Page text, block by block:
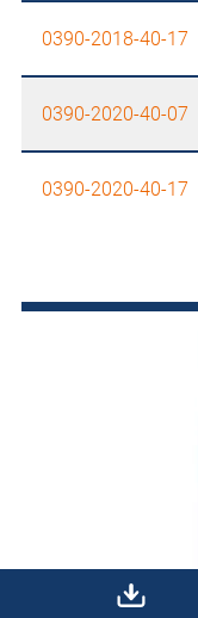
0390-2018-40-17
0390-2020-40-07
0390-2020-40-17